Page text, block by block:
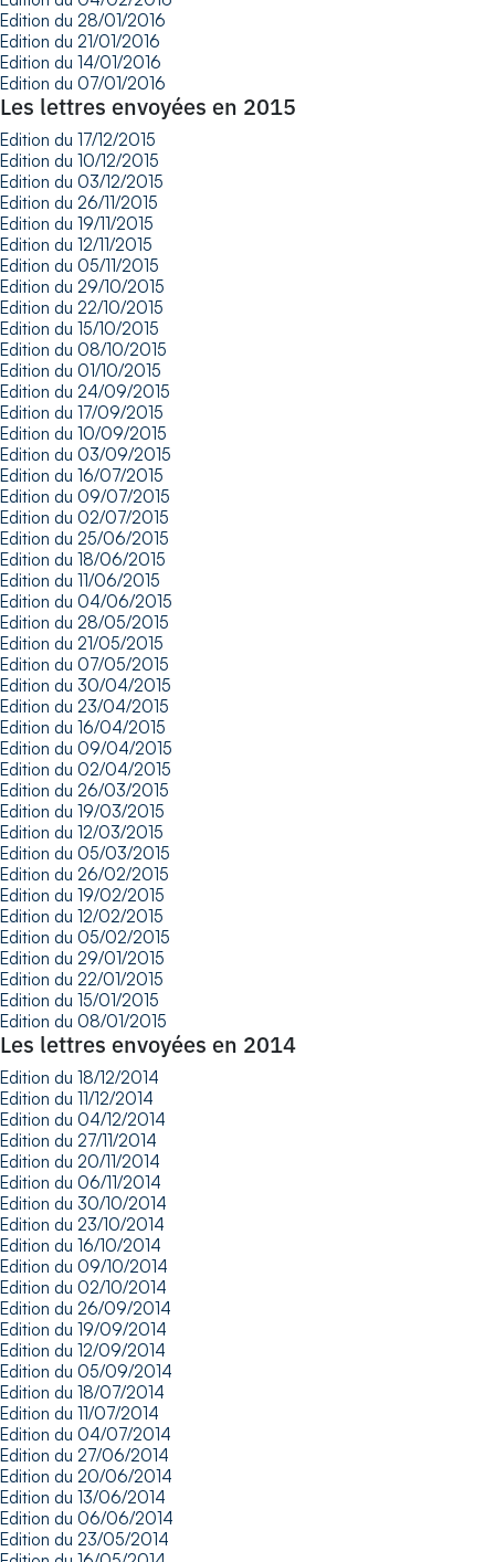
Edition du 28/01/2016
Edition du 21/01/2016
Edition du 14/01/2016
Edition du 07/01/2016
Les lettres envoyées en 2015
Edition du 17/12/2015
Edition du 10/12/2015
Edition du 03/12/2015
Edition du 26/11/2015
Edition du 19/11/2015
Edition du 12/11/2015
Edition du 05/11/2015
Edition du 29/10/2015
Edition du 22/10/2015
Edition du 15/10/2015
Edition du 08/10/2015
Edition du 01/10/2015
Edition du 24/09/2015
Edition du 17/09/2015
Edition du 10/09/2015
Edition du 03/09/2015
Edition du 16/07/2015
Edition du 09/07/2015
Edition du 02/07/2015
Edition du 25/06/2015
Edition du 18/06/2015
Edition du 11/06/2015
Edition du 04/06/2015
Edition du 28/05/2015
Edition du 21/05/2015
Edition du 07/05/2015
Edition du 30/04/2015
Edition du 23/04/2015
Edition du 16/04/2015
Edition du 09/04/2015
Edition du 02/04/2015
Edition du 26/03/2015
Edition du 19/03/2015
Edition du 12/03/2015
Edition du 05/03/2015
Edition du 26/02/2015
Edition du 19/02/2015
Edition du 12/02/2015
Edition du 05/02/2015
Edition du 29/01/2015
Edition du 22/01/2015
Edition du 15/01/2015
Edition du 08/01/2015
Les lettres envoyées en 2014
Edition du 18/12/2014
Edition du 11/12/2014
Edition du 04/12/2014
Edition du 27/11/2014
Edition du 20/11/2014
Edition du 06/11/2014
Edition du 30/10/2014
Edition du 23/10/2014
Edition du 16/10/2014
Edition du 09/10/2014
Edition du 02/10/2014
Edition du 26/09/2014
Edition du 19/09/2014
Edition du 12/09/2014
Edition du 05/09/2014
Edition du 18/07/2014
Edition du 11/07/2014
Edition du 04/07/2014
Edition du 27/06/2014
Edition du 20/06/2014
Edition du 13/06/2014
Edition du 06/06/2014
Edition du 23/05/2014